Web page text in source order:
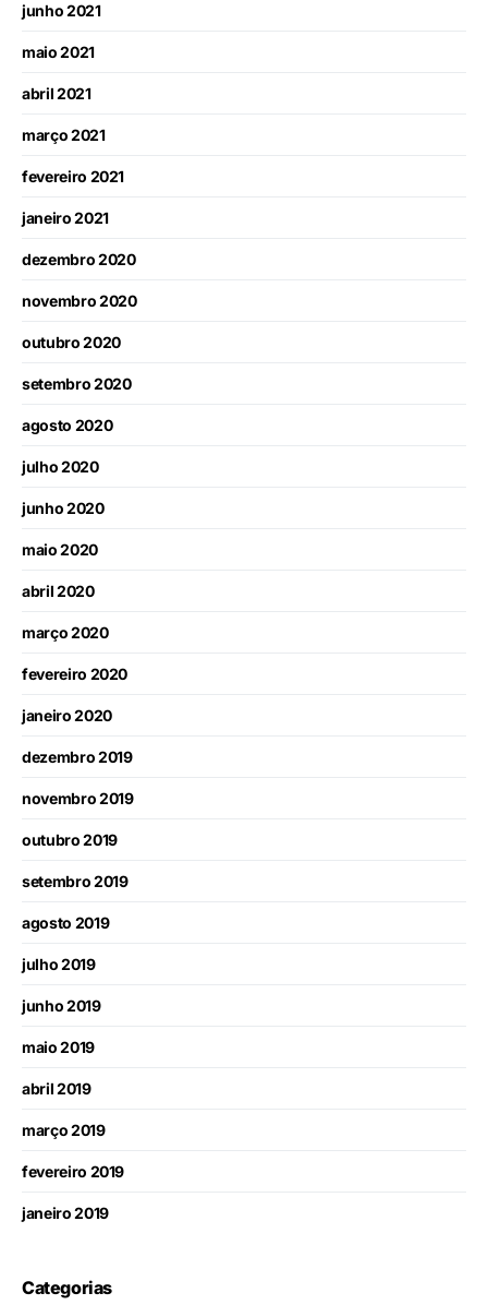
junho 2021
maio 2021
abril 2021
março 2021
fevereiro 2021
janeiro 2021
dezembro 2020
novembro 2020
outubro 2020
setembro 2020
agosto 2020
julho 2020
junho 2020
maio 2020
abril 2020
março 2020
fevereiro 2020
janeiro 2020
dezembro 2019
novembro 2019
outubro 2019
setembro 2019
agosto 2019
julho 2019
junho 2019
maio 2019
abril 2019
março 2019
fevereiro 2019
janeiro 2019
Categorias